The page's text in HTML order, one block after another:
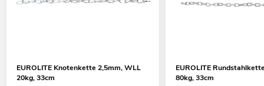
EUROLITE Knotenkette 2,5mm, WLL
20kg, 33cm
EUROLITE
80kg, 33cm